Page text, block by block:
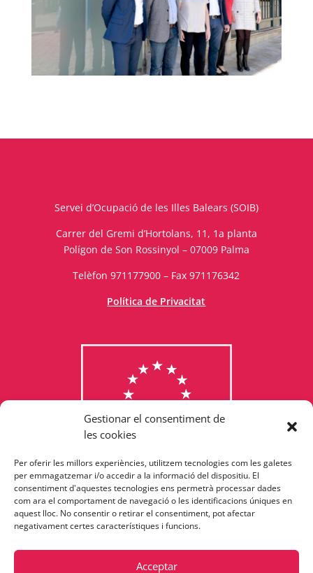
Gestionar el consentiment de
les cookies
Per oferir les millors experiències, utilitzem tecnologies com les galetes
per emmagatzemar i/o accedir a la informació del dispositiu. El
consentiment d'aquestes tecnologies ens permetrà processar dades
com ara el comportament de navegació o les identificacions úniques en
aquest lloc. No consentir o retirar el consentiment, pot afectar
negativament certes característiques i funcions.
Acceptar
Consulta els programes
finançats per la Unió Europea
Servei d’Ocupació de les Illes Balears (SOIB)
Carrer del Gremi d’Hortolans, 11, 1a planta
Polígon de Son Rossinyol – 07009 Palma
Telèfon 971177900 – Fax 971176342
Política de Privacitat